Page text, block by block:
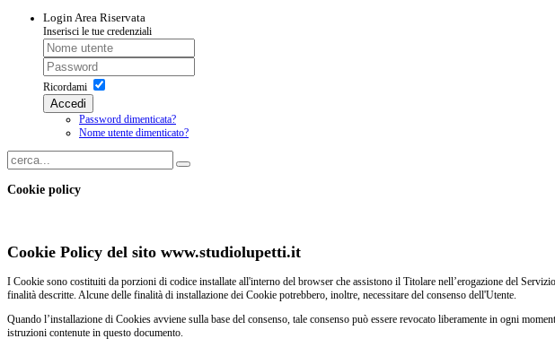
LoginArea Riservata
Inserisci le tue credenziali
Ricordami
Accedi
Password dimenticata?
Nome utente dimenticato?
Cookie policy
Cookie Policy del sito www.studiolupetti.it
I Cookie sono costituiti da porzioni di codice installate all'interno del browser che assistono il Titolare nell’erogazione del
finalità descritte. Alcune delle finalità di installazione dei Cookie potrebbero, inoltre, necessitare del consenso dell'Utente.
Quando l’installazione di Cookies avviene sulla base del consenso, tale consenso può essere revocato liberamente in ogni
istruzioni contenute in questo documento.